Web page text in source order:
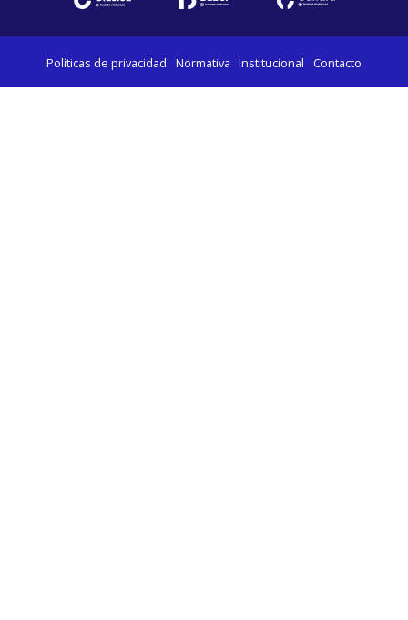
Políticas de privacidad Normativa Institucional Contacto